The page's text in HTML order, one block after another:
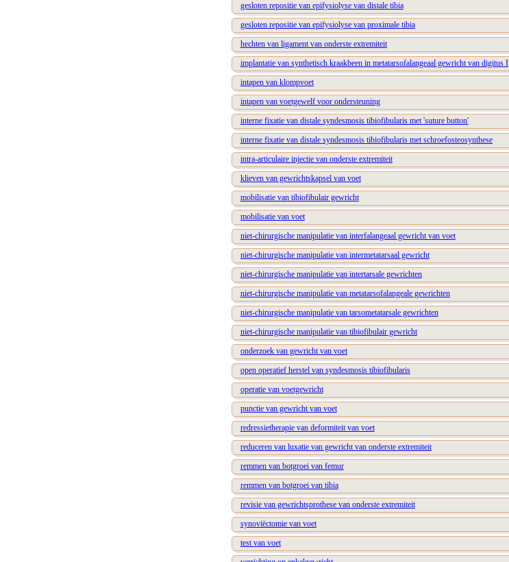
gesloten repositie van epifysiolyse van distale tibia
gesloten repositie van epifysiolyse van proximale tibia
hechten van ligament van onderste extremiteit
implantatie van synthetisch kraakbeen in metatarsofalangeaal gewricht van digitus I
intapen van klompvoet
intapen van voetgewelf voor ondersteuning
interne fixatie van distale syndesmosis tibiofibularis met 'suture button'
interne fixatie van distale syndesmosis tibiofibularis met schroefosteosynthese
intra-articulaire injectie van onderste extremiteit
klieven van gewrichtskapsel van voet
mobilisatie van tibiofibulair gewricht
mobilisatie van voet
niet-chirurgische manipulatie van interfalangeaal gewricht van voet
niet-chirurgische manipulatie van intermetatarsaal gewricht
niet-chirurgische manipulatie van intertarsale gewrichten
niet-chirurgische manipulatie van metatarsofalangeale gewrichten
niet-chirurgische manipulatie van tarsometatarsale gewrichten
niet-chirurgische manipulatie van tibiofibulair gewricht
onderzoek van gewricht van voet
open operatief herstel van syndesmosis tibiofibularis
operatie van voetgewricht
punctie van gewricht van voet
redressietherapie van deformiteit van voet
reduceren van luxatie van gewricht van onderste extremiteit
remmen van botgroei van femur
remmen van botgroei van tibia
revisie van gewrichtsprothese van onderste extremiteit
synoviëctomie van voet
test van voet